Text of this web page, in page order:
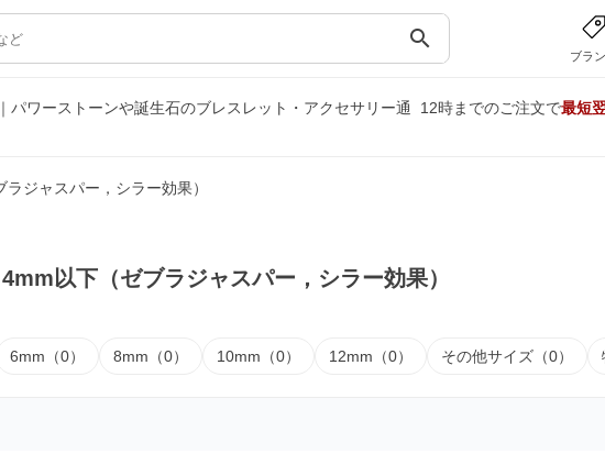
search
ブラ
ワーストーンや誕生石のブレスレット・アクセサリー通
12時までのご注文で最短
ジャスパー，シラー効果）
以下（ゼブラジャスパー，シラー効果）
6mm（0） 8mm（0） 10mm（0） 12mm（0） その他サイズ（0）